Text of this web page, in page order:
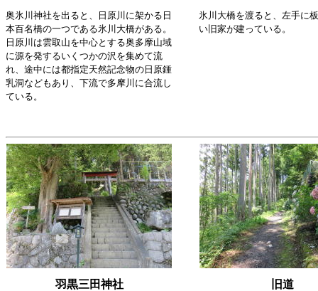
奥氷川神社を出ると、日原川に架かる日
本百名橋の一つである氷川大橋がある。
日原川は雲取山を中心とする奥多摩山域
に源を発するいくつかの沢を集めて流
れ、途中には都指定天然記念物の日原鍾
乳洞などもあり、下流で多摩川に合流し
ている。
氷川大橋を渡ると、左手に
い旧家が建っている。
羽黒三田神社 旧道